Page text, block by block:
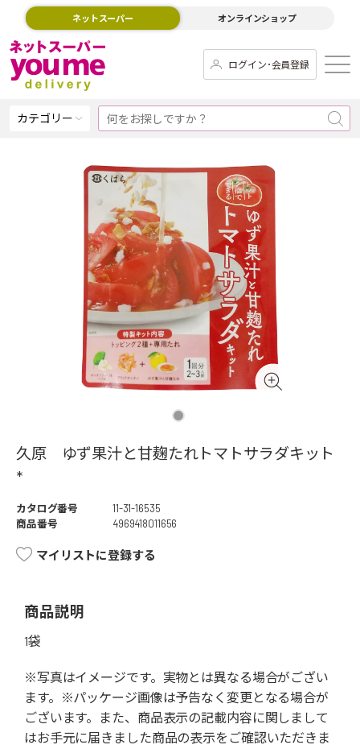
ネットスーパー オンラインショップ
ログイン･会員登録
カテゴリー
久原 ゆず果汁と甘麹たれトマトサラダキット
*
カタログ番号
11-31-16535
商品番号
4969418011656
マイリストに登録する
商品説明
1袋
※写真はイメージです。実物とは異なる場合がござい
ます。※パッケージ画像は予告なく変更となる場合が
ございます。また、商品表示の記載内容に関しまして
はお手元に届きました商品の表示をご確認いただきま